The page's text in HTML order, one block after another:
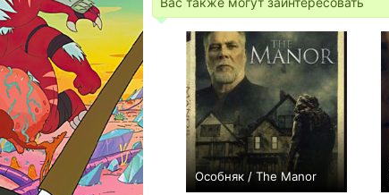
Особняк / The Manor
−2